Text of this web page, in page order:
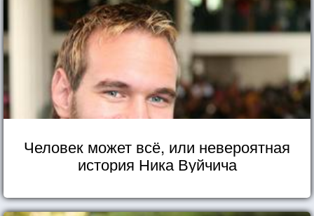
Человек может всё, или невероятная
история Ника Вуйчича